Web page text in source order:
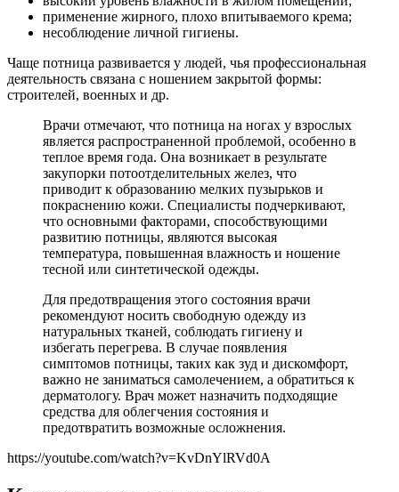
применение жирного, плохо впитываемого крема;
несоблюдение личной гигиены.
Чаще потница развивается у людей, чья профессиональная
деятельность связана с ношением закрытой формы:
строителей, военных и др.
Врачи отмечают, что потница на ногах у взрослых
является распространенной проблемой, особенно в
теплое время года. Она возникает в результате
закупорки потоотделительных желез, что
приводит к образованию мелких пузырьков и
покраснению кожи. Специалисты подчеркивают,
что основными факторами, способствующими
развитию потницы, являются высокая
температура, повышенная влажность и ношение
тесной или синтетической одежды.
Для предотвращения этого состояния врачи
рекомендуют носить свободную одежду из
натуральных тканей, соблюдать гигиену и
избегать перегрева. В случае появления
симптомов потницы, таких как зуд и дискомфорт,
важно не заниматься самолечением, а обратиться к
дерматологу. Врач может назначить подходящие
средства для облегчения состояния и
предотвратить возможные осложнения.
https://youtube.com/watch?v=KvDnYlRVd0A